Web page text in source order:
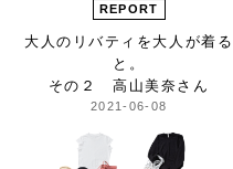
REPORT
大人のリバティを 大人が着る
と。
その２ 高山美奈さん
2021-06-08